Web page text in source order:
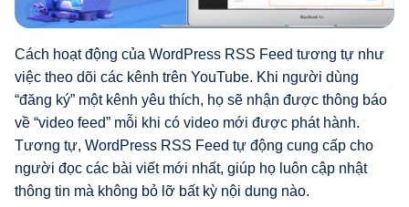
Cách hoạt động của WordPress RSS Feed tương tự như
việc theo dõi các kênh trên YouTube. Khi người dùng
“đăng ký” một kênh yêu thích, họ sẽ nhận được thông báo
về “video feed” mỗi khi có video mới được phát hành.
Tương tự, WordPress RSS Feed tự động cung cấp cho
người đọc các bài viết mới nhất, giúp họ luôn cập nhật
thông tin mà không bỏ lỡ bất kỳ nội dung nào.